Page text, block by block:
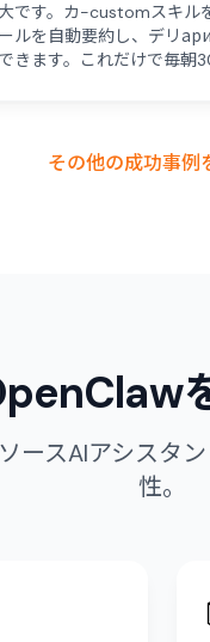
大です。カ-customスキル
ールを自動要約し、デリ
できます。これだけで毎朝
その他の成功事例
ースAIアシスタ
性。